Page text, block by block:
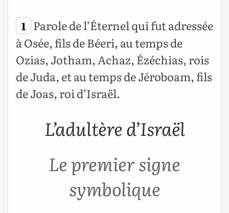
1 Parole de l’Éternel qui fut adressée
à Osée, fils de Béeri, au temps de
Ozias, Jotham, Achaz, Ézéchias, rois
de Juda, et au temps de Jéroboam, fils
de Joas, roi d’Israël.
L’adultère d’Israël
Le premier signe
symbolique